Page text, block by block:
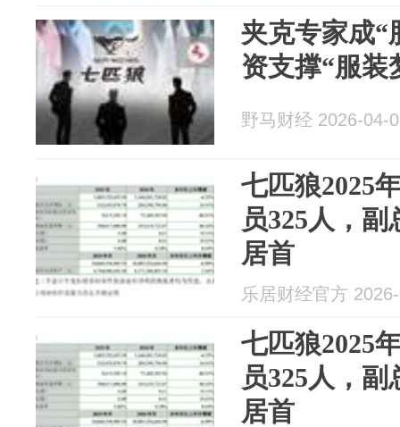
夹克专家成“
资支撑“服装
野马财经 2026-04-
七匹狼2025
员325人，
居首
乐居财经官方
七匹狼2025
员325人，
居首